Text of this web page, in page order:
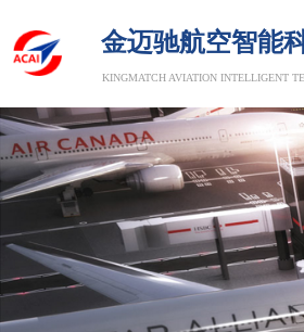
KINGMATCH AVIATION INTELLIGENT
金迈驰航空智能